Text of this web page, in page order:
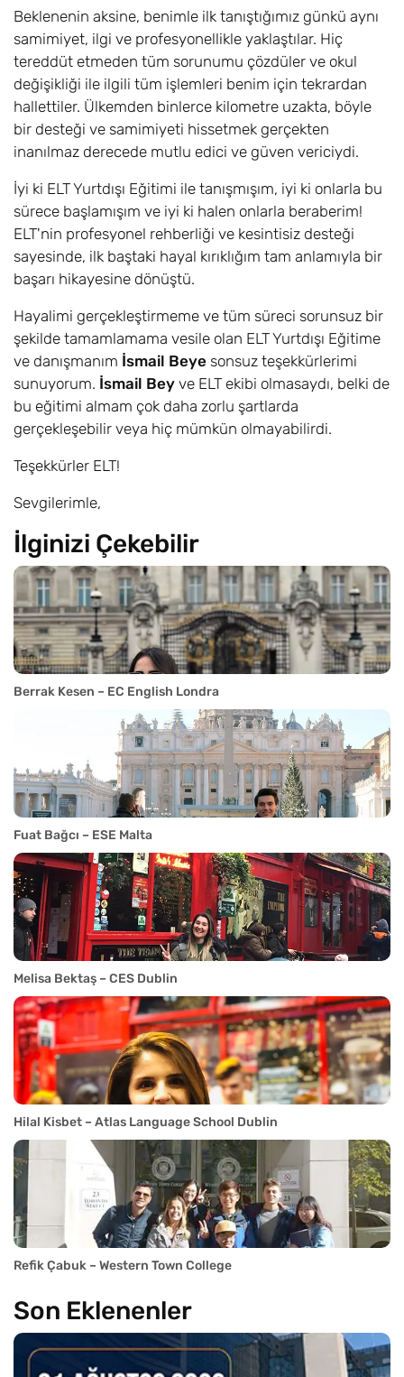
İlginizi Çekebilir
Berrak Kesen – EC English Londra
Fuat Bağcı – ESE Malta
Melisa Bektaş – CES Dublin
Hilal Kisbet – Atlas Language School Dublin
Refik Çabuk – Western Town College
Son Eklenenler
Beklenenin aksine, benimle ilk tanıştığımız günkü aynı
samimiyet, ilgi ve profesyonellikle yaklaştılar. Hiç
tereddüt etmeden tüm sorunumu çözdüler ve okul
değişikliği ile ilgili tüm işlemleri benim için tekrardan
hallettiler. Ülkemden binlerce kilometre uzakta, böyle
bir desteği ve samimiyeti hissetmek gerçekten
inanılmaz derecede mutlu edici ve güven vericiydi.
İyi ki ELT Yurtdışı Eğitimi ile tanışmışım, iyi ki onlarla bu
sürece başlamışım ve iyi ki halen onlarla beraberim!
ELT'nin profesyonel rehberliği ve kesintisiz desteği
sayesinde, ilk baştaki hayal kırıklığım tam anlamıyla bir
başarı hikayesine dönüştü.
Hayalimi gerçekleştirmeme ve tüm süreci sorunsuz bir
şekilde tamamlamama vesile olan ELT Yurtdışı Eğitime
ve danışmanım İsmail Beye sonsuz teşekkürlerimi
sunuyorum. İsmail Bey ve ELT ekibi olmasaydı, belki de
bu eğitimi almam çok daha zorlu şartlarda
gerçekleşebilir veya hiç mümkün olmayabilirdi.
Teşekkürler ELT!
Sevgilerimle,